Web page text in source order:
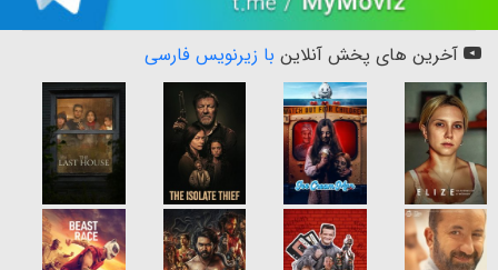
آخرین های پخش آنلاین با زیرنویس فارسی